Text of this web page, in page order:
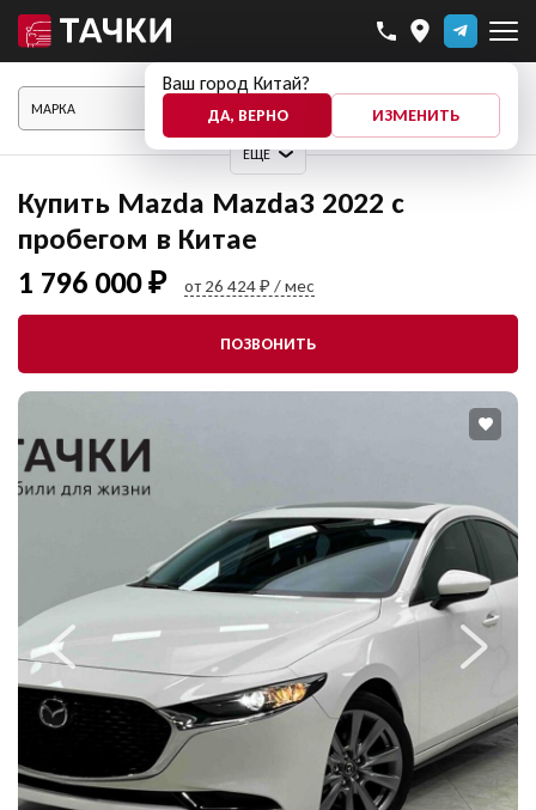
Ваш город Китай?
ДА, ВЕРНО ИЗМЕНИТЬ
ЕЩЕ
ПОКАЗАТЬ АВТО
Купить Mazda Mazda3 2022 с
пробегом в Китае
1 796 000 ₽ от 26 424 ₽ / мес
ПОЗВОНИТЬ